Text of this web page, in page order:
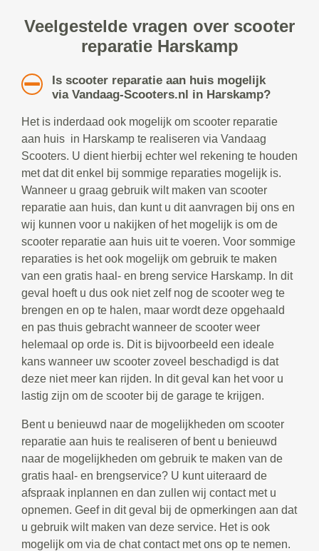
Veelgestelde vragen over scooter
reparatie Harskamp
Is scooter reparatie aan huis mogelijk
via Vandaag-Scooters.nl in Harskamp?
Het is inderdaad ook mogelijk om scooter reparatie
aan huis in Harskamp te realiseren via Vandaag
Scooters. U dient hierbij echter wel rekening te houden
met dat dit enkel bij sommige reparaties mogelijk is.
Wanneer u graag gebruik wilt maken van scooter
reparatie aan huis, dan kunt u dit aanvragen bij ons en
wij kunnen voor u nakijken of het mogelijk is om de
scooter reparatie aan huis uit te voeren. Voor sommige
reparaties is het ook mogelijk om gebruik te maken
van een gratis haal- en breng service Harskamp. In dit
geval hoeft u dus ook niet zelf nog de scooter weg te
brengen en op te halen, maar wordt deze opgehaald
en pas thuis gebracht wanneer de scooter weer
helemaal op orde is. Dit is bijvoorbeeld een ideale
kans wanneer uw scooter zoveel beschadigd is dat
deze niet meer kan rijden. In dit geval kan het voor u
lastig zijn om de scooter bij de garage te krijgen.
Bent u benieuwd naar de mogelijkheden om scooter
reparatie aan huis te realiseren of bent u benieuwd
naar de mogelijkheden om gebruik te maken van de
gratis haal- en brengservice? U kunt uiteraard de
afspraak inplannen en dan zullen wij contact met u
opnemen. Geef in dit geval bij de opmerkingen aan dat
u gebruik wilt maken van deze service. Het is ook
mogelijk om via de chat contact met ons op te nemen.